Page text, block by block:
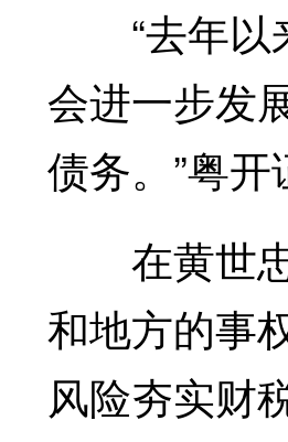
“去年以
会进一步发
债务。”粤
在黄世忠
和地方的事
风险夯实财